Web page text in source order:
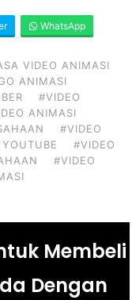
WhatsApp
VIDEO ANIMASI
ANIMASI
#VIDEO
ANIMASI
#VIDEO
#VIDEO
#VIDEO
Membeli
Dengan